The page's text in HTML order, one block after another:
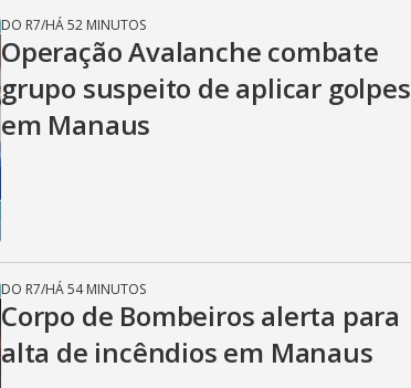
DO R7/HÁ 52 MINUTOS
Operação Avalanche combate
grupo suspeito de aplicar golpes
em Manaus
DO R7/HÁ 54 MINUTOS
Corpo de Bombeiros alerta para
alta de incêndios em Manaus